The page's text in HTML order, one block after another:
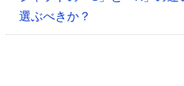
選ぶべきか？